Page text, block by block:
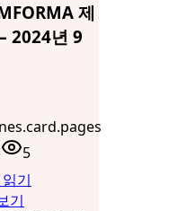
제
2024년 9
5
기
기